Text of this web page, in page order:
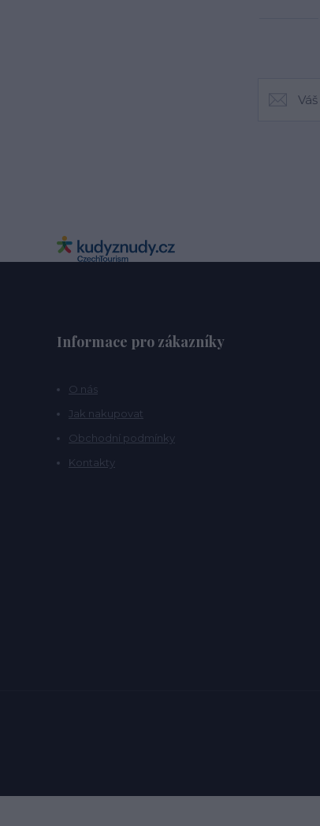
Informace pro zákazníky
O nás
Jak nakupovat
Obchodní podmínky
Kontakty